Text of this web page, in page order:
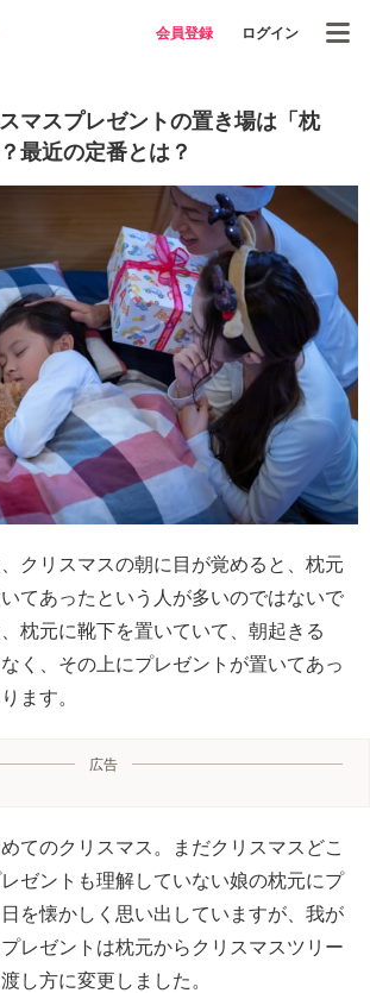
会員登録 ログイン
マスプレゼントの置き場は「枕
最近の定番とは？
クリスマスの朝に目が覚めると、枕元
てあったという人が多いのではないで
枕元に靴下を置いていて、朝起きる
く、その上にプレゼントが置いてあっ
ます。
広告
てのクリスマス。まだクリスマスどこ
ゼントも理解していない娘の枕元にプ
を懐かしく思い出していますが、我が
レゼントは枕元からクリスマスツリー
し方に変更しました。